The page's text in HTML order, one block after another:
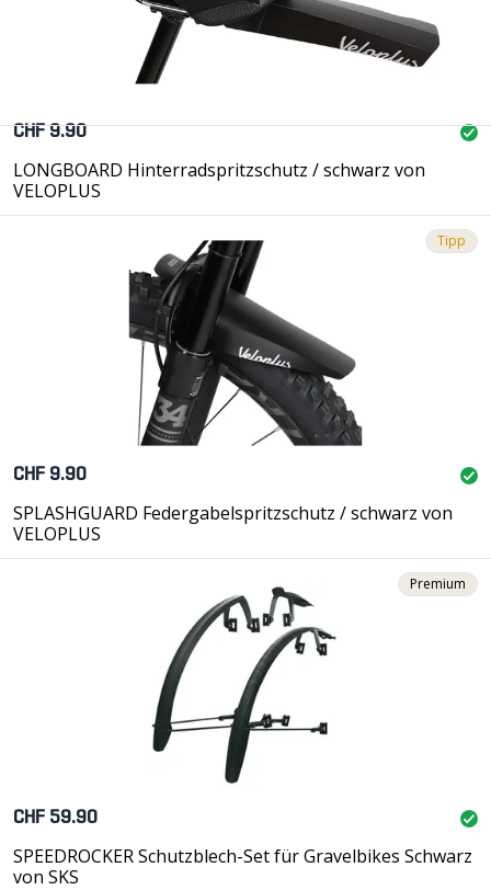
CHF 9.90
LONGBOARD Hinterradspritzschutz / schwarz von
VELOPLUS
Tipp
CHF 9.90
SPLASHGUARD Federgabelspritzschutz / schwarz von
VELOPLUS
Premium
CHF 59.90
SPEEDROCKER Schutzblech-Set für Gravelbikes Schwarz
von SKS